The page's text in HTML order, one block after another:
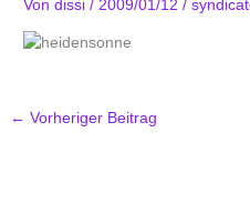
Vondissi/ 2009/01/12/
← Vorheriger Beitrag